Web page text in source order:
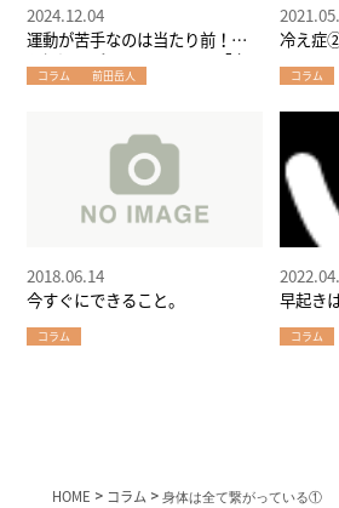
運動が苦手なのは当たり前！大
阪堀江のパーソナルジムで「身
体教育」をしよう！
2024.12.04
コラム 前田岳人
冷え症
コラム
今すぐにできること。
2018.06.14
コラム
早起き
コラム
HOME > コラム > 身体は全て繋がっている①